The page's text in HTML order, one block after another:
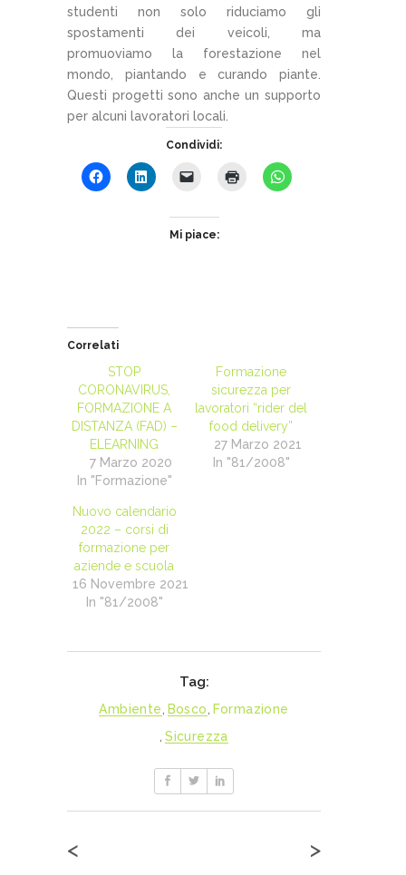
studenti non solo riduciamo gli
spostamenti dei veicoli, ma
promuoviamo la forestazione nel
mondo, piantando e curando piante.
Questi progetti sono anche un supporto
per alcuni lavoratori locali.
Condividi:
Mi piace:
Correlati
STOP
CORONAVIRUS,
FORMAZIONE A
DISTANZA (FAD) –
ELEARNING
7 Marzo 2020
In "Formazione"
Formazione
sicurezza per
lavoratori “rider del
food delivery”
27 Marzo 2021
In "81/2008"
Nuovo calendario
2022 – corsi di
formazione per
aziende e scuola
16 Novembre 2021
In "81/2008"
Tag:
Ambiente Bosco
Formazione
Sicurezza
< >